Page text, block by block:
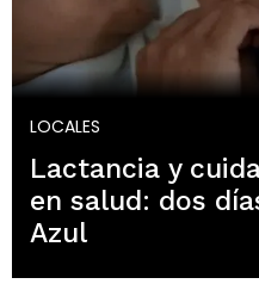
LOCALES
Lactancia y
en salud: dos
Azul